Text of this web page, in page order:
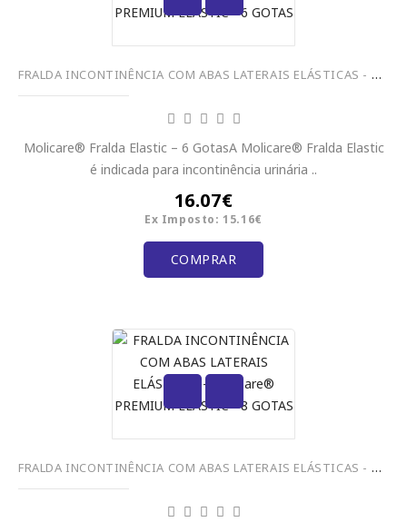
FRALDA INCONTINÊNCIA COM ABAS LATERAIS ELÁSTICAS - MoliCare® PREMIUM ELASTIC - 6 GOTAS
Molicare® Fralda Elastic – 6 GotasA Molicare® Fralda Elastic
é indicada para incontinência urinária ..
16.07€
Ex Imposto: 15.16€
COMPRAR
FRALDA INCONTINÊNCIA COM ABAS LATERAIS ELÁSTICAS - MoliCare® PREMIUM ELASTIC - 8 GOTAS